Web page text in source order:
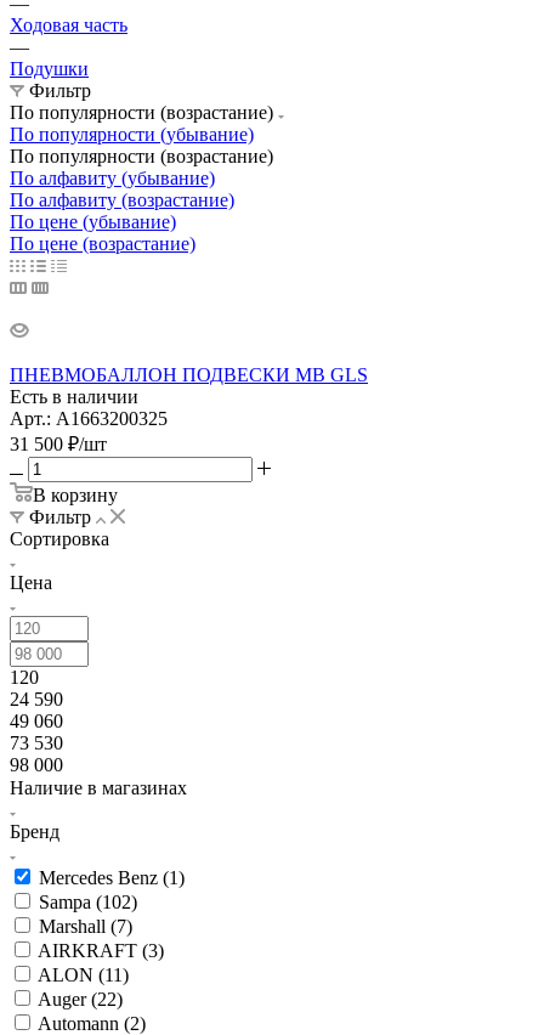
Ходовая часть
—
Подушки
Фильтр
По популярности (возрастание)
По популярности (убывание)
По популярности (возрастание)
По алфавиту (убывание)
По алфавиту (возрастание)
По цене (убывание)
По цене (возрастание)
ПНЕВМОБАЛЛОН ПОДВЕСКИ MB GLS
Есть в наличии
Арт.: A1663200325
31 500 ₽/шт
В корзину
Фильтр
Сортировка
Цена
120
24 590
49 060
73 530
98 000
Наличие в магазинах
Бренд
Mercedes Benz (1)
Sampa (102)
Marshall (7)
AIRKRAFT (3)
ALON (11)
Auger (22)
Automann (2)